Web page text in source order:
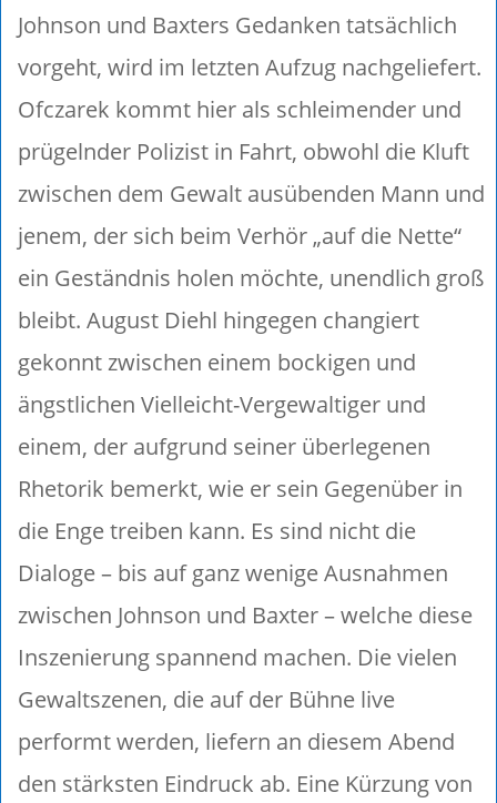
Johnson und Baxters Gedanken tatsächlich
vorgeht, wird im letzten Aufzug nachgeliefert.
Ofczarek kommt hier als schleimender und
prügelnder Polizist in Fahrt, obwohl die Kluft
zwischen dem Gewalt ausübenden Mann und
jenem, der sich beim Verhör „auf die Nette“
ein Geständnis holen möchte, unendlich groß
bleibt. August Diehl hingegen changiert
gekonnt zwischen einem bockigen und
ängstlichen Vielleicht-Vergewaltiger und
einem, der aufgrund seiner überlegenen
Rhetorik bemerkt, wie er sein Gegenüber in
die Enge treiben kann. Es sind nicht die
Dialoge – bis auf ganz wenige Ausnahmen
zwischen Johnson und Baxter – welche diese
Inszenierung spannend machen. Die vielen
Gewaltszenen, die auf der Bühne live
performt werden, liefern an diesem Abend
den stärksten Eindruck ab. Eine Kürzung von